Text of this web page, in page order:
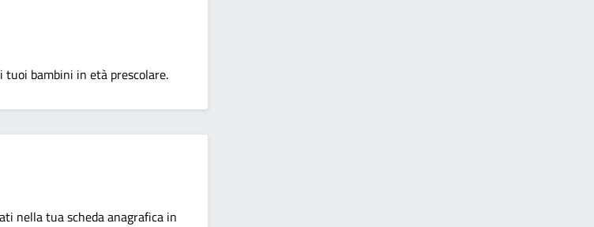
tuoi bambini in età prescolare.
nella tua scheda anagrafica in